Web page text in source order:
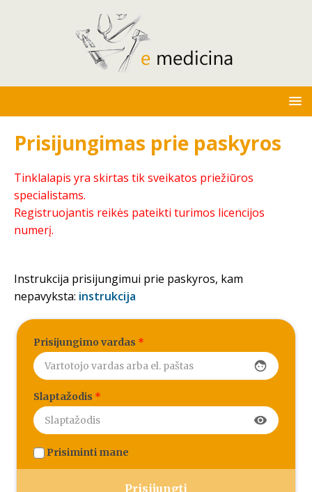
Prisijungimas prie paskyros
Tinklalapis yra skirtas tik sveikatos priežiūros
specialistams.
Registruojantis reikės pateikti turimos licencijos
numerį.
Instrukcija prisijungimui prie paskyros, kam
nepavyksta: instrukcija
Prisijungimo vardas *
face
Slaptažodis *
visibility
Prisiminti mane